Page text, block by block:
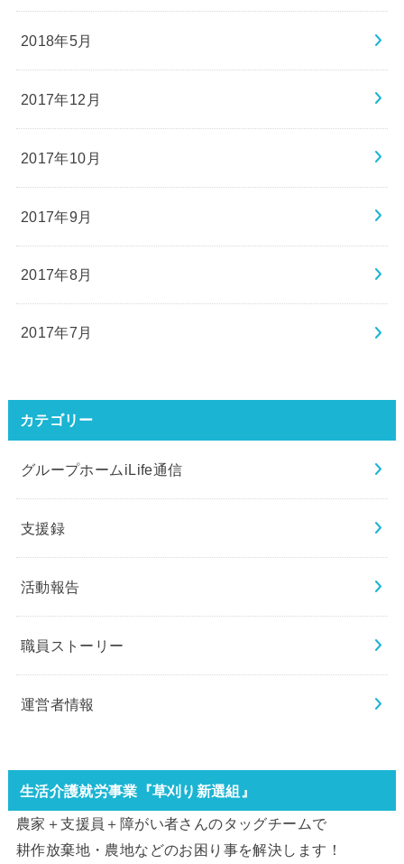
2018年5月
2017年12月
2017年10月
2017年9月
2017年8月
2017年7月
カテゴリー
グループホームiLife通信
支援録
活動報告
職員ストーリー
運営者情報
生活介護就労事業『草刈り新選組』
農家＋支援員＋障がい者さんのタッグチームで
耕作放棄地・農地などのお困り事を解決します！